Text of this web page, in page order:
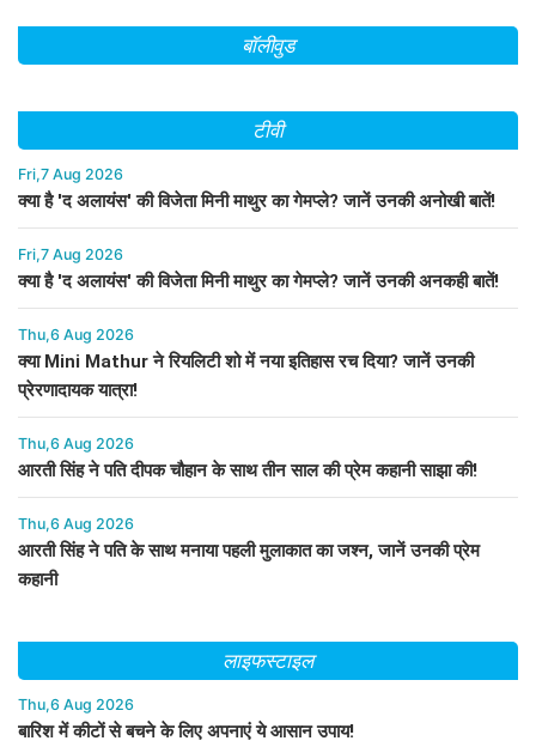
बॉलीवुड
टीवी
Fri,7 Aug 2026
क्या है 'द अलायंस' की विजेता मिनी माथुर का गेमप्ले? जानें उनकी अनोखी बातें!
Fri,7 Aug 2026
क्या है 'द अलायंस' की विजेता मिनी माथुर का गेमप्ले? जानें उनकी अनकही बातें!
Thu,6 Aug 2026
क्या Mini Mathur ने रियलिटी शो में नया इतिहास रच दिया? जानें उनकी
प्रेरणादायक यात्रा!
Thu,6 Aug 2026
आरती सिंह ने पति दीपक चौहान के साथ तीन साल की प्रेम कहानी साझा की!
Thu,6 Aug 2026
आरती सिंह ने पति के साथ मनाया पहली मुलाकात का जश्न, जानें उनकी प्रेम
कहानी
लाइफस्टाइल
Thu,6 Aug 2026
बारिश में कीटों से बचने के लिए अपनाएं ये आसान उपाय!